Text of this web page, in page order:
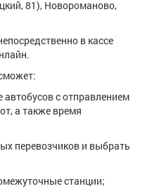
81), Новороманово,
в кассе
автобусов с отправлением
а также время
перевозчиков и выбрать
станции;